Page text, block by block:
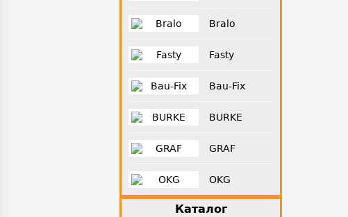
Bralo
Fasty
Bau-Fix
BURKE
GRAF
OKG
Каталог